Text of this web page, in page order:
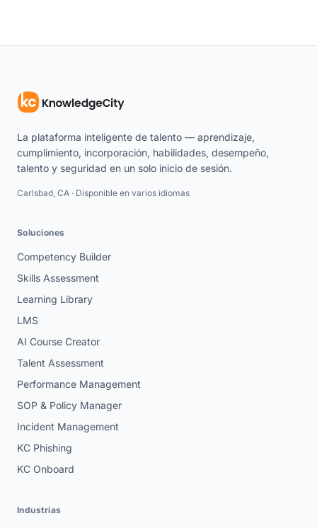
La plataforma inteligente de talento — aprendizaje,
cumplimiento, incorporación, habilidades, desempeño,
talento y seguridad en un solo inicio de sesión.
Carlsbad, CA · Disponible en varios idiomas
Soluciones
Competency Builder
Skills Assessment
Learning Library
LMS
AI Course Creator
Talent Assessment
Performance Management
SOP & Policy Manager
Incident Management
KC Phishing
KC Onboard
Industrias